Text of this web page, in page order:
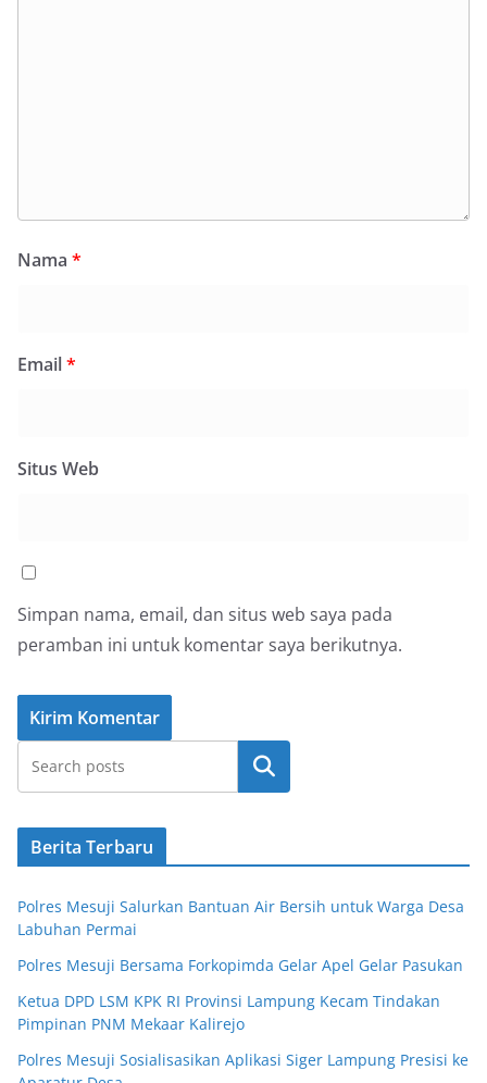
Nama *
Email*
Situs Web
Simpan nama, email, dan situs web saya pada
peramban ini untuk komentar saya berikutnya.
Cari
Berita Terbaru
Polres Mesuji Salurkan Bantuan Air Bersih untuk Warga Desa
Labuhan Permai
Polres Mesuji Bersama Forkopimda Gelar Apel Gelar Pasukan
Ketua DPD LSM KPK RI Provinsi Lampung Kecam Tindakan
Pimpinan PNM Mekaar Kalirejo
Polres Mesuji Sosialisasikan Aplikasi Siger Lampung Presisi ke